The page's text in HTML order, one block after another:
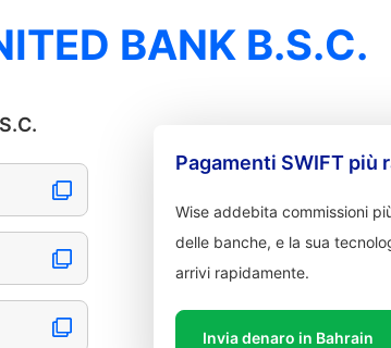
BANK B.S.C.
Pagamenti SWIFT più
Wise addebita commissioni
delle banche, e la sua
arrivi rapidamente.
Invia denaro in Bahrain